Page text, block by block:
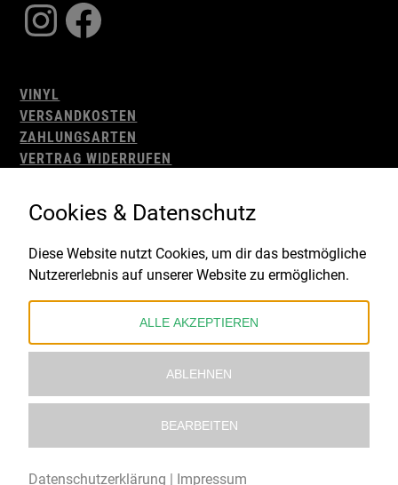
Instagram
Facebook
VINYL
VERSANDKOSTEN
ZAHLUNGSARTEN
VERTRAG WIDERRUFEN
WIDERRUFSBELEHRUNG
IMPRESSUM
Gefördert durch:
Cookies & Datenschutz
Diese Website nutzt Cookies, um dir das bestmögliche
Nutzererlebnis auf unserer Website zu ermöglichen.
ALLE AKZEPTIEREN
ABLEHNEN
BEARBEITEN
Datenschutzerklärung | Impressum